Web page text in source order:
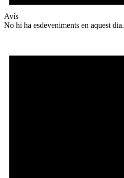
Avís
No hi ha esdeveniments en aquest dia.